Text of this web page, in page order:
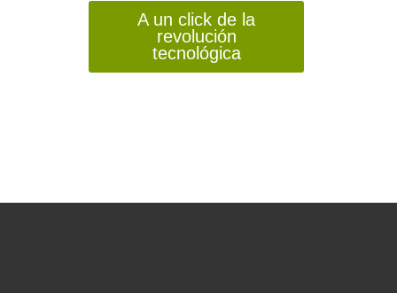
A un click de la
revolución
tecnológica